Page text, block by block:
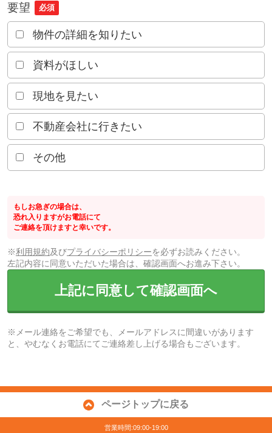
要望 必須
物件の詳細を知りたい
資料がほしい
現地を見たい
不動産会社に行きたい
その他
もしお急ぎの場合は、
恐れ入りますがお電話にて
ご連絡を頂けますと幸いです。
※利用規約及びプライバシーポリシーを必ずお読みください。
左記内容に同意いただいた場合は、確認画面へお進み下さい。
上記に同意して確認画面へ
※メール連絡をご希望でも、メールアドレスに間違いがあります
と、やむなくお電話にてご連絡差し上げる場合もございます。
ページトップに戻る
営業時間:09:00-19:00